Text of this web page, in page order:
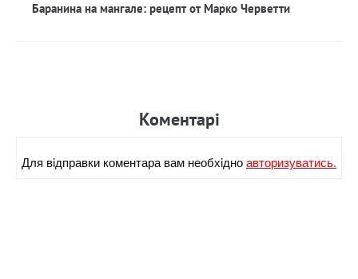
Баранина на мангале: рецепт от Марко Черветти
Коментарi
Для вiдправки коментара вам необхiдноавторизуватись.